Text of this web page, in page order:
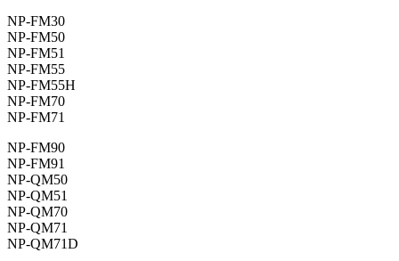
NP-FM30
NP-FM50
NP-FM51
NP-FM55
NP-FM55H
NP-FM70
NP-FM71
NP-FM90
NP-FM91
NP-QM50
NP-QM51
NP-QM70
NP-QM71
NP-QM71D